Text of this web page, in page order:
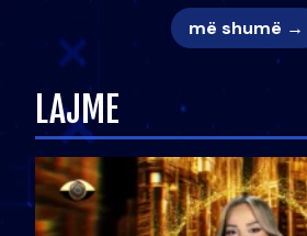
më shumë →
LAJME